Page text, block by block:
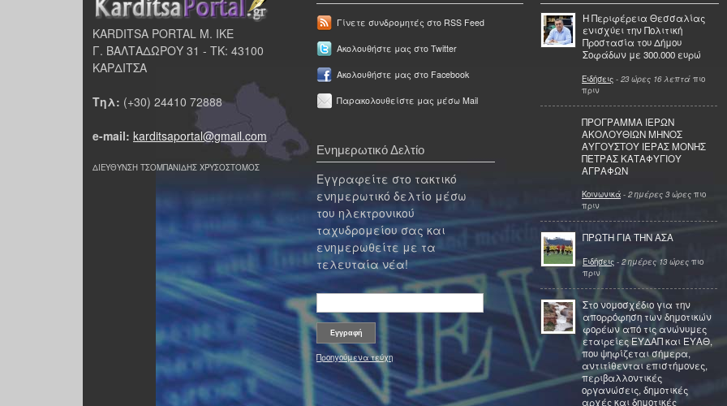
KARDITSA PORTAL Μ. ΙΚΕ
Γ. ΒΑΛΤΑΔΩΡΟΥ 31 - ΤΚ: 43100
ΚΑΡΔΙΤΣΑ
Τηλ: (+30) 24410 72888
e-mail: karditsaportal@gmail.com
ΔΙΕΥΘΥΝΣΗ ΤΣΟΜΠΑΝΙΔΗΣ ΧΡΥΣΟΣΤΟΜΟΣ
Γίνετε συνδρομητές στο RSS Feed
Ακολουθήστε μας στο Twitter
Ακολουθήστε μας στο Facebook
Παρακολουθείστε μας μέσω Mail
Ενημερωτικό Δελτίο
Εγγραφείτε στο τακτικό
ενημερωτικό δελτίο μέσω
του ηλεκτρονικού
ταχυδρομείου σας και
ενημερωθείτε με τα
τελευταία νέα!
Προηγούμενα τεύχη
Η Περιφέρεια Θεσσαλίας
ενισχύει την Πολιτική
Προστασία του Δήμου
Σοφάδων με 300.000 ευρώ
Ειδήσεις - 23 ώρες 16 λεπτά πιο
πριν
ΠΡΟΓΡΑΜΜΑ ΙΕΡΩΝ
ΑΚΟΛΟΥΘΙΩΝ ΜΗΝΟΣ
ΑΥΓΟΥΣΤΟΥ ΙΕΡΑΣ ΜΟΝΗΣ
ΠΕΤΡΑΣ ΚΑΤΑΦΥΓΙΟΥ
ΑΓΡΑΦΩΝ
Κοινωνικά - 2 ημέρες 3 ώρες πιο
πριν
ΠΡΩΤΗ ΓΙΑ ΤΗΝ ΑΣΑ
Ειδήσεις - 2 ημέρες 13 ώρες πιο
πριν
Στο νομοσχέδιο για την
απορρόφηση των δημοτικών
φορέων από τις ανώνυμες
εταιρείες ΕΥΔΑΠ και ΕΥΑΘ,
που ψηφίζεται σήμερα,
αντιτίθενται επιστήμονες,
περιβαλλοντικές
οργανώσεις, δημοτικές
αρχές και δημοτικές